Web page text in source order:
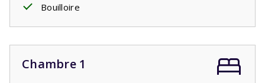
Bouilloire
Chambre 1